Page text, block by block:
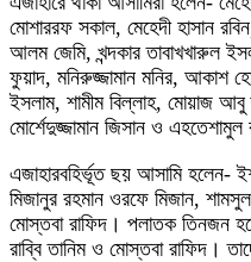
মোশাররফ সকাল, মেহেদী হাসান
আলম জেমি, খন্দকার তাবাখখারুল
ফুয়াদ, মনিরুজ্জামান মনির, আকাশ
ইসলাম, শামীম বিল্লাহ, মোয়াজ
মোর্শেদুজ্জামান জিসান ও এহতেশামুল
এজাহারবহির্ভূত ছয় আসামি হলেন-
মিজানুর রহমান ওরফে মিজান,
মোস্তবা রাফিদ। পলাতক তিনজন
রাব্বি তানিম ও মোস্তবা রাফিদ।